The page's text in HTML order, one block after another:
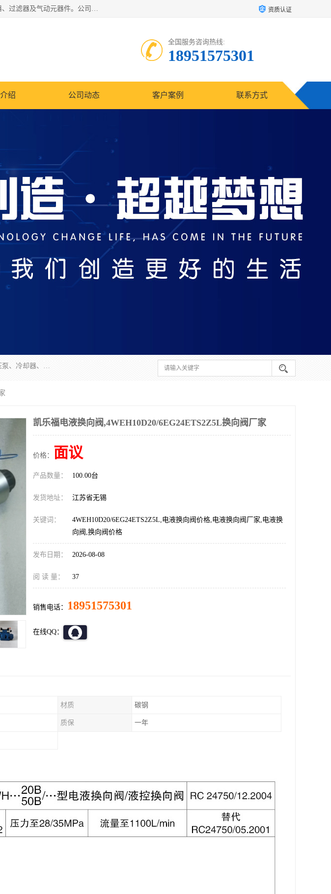
无锡凯乐福智能科技有限公司主营产品：打包机油泵、风冷式油冷却器、液压阀、液压泵、冷却器、过滤器及气动元器件。公司主导生产齿轮泵、齿轮马达、液压阀等产品。共计100多个系列、3000余种规格。覆盖了液压系统的动力元件、控制元件和执行元件，具备较强的成套供货、服务能力。 资质认证
全国服务咨询热线:
18951575301
绍 公司动态 客户案例 联系方式
无锡凯乐福智能科技有限公司主营产品：打包机油泵、风冷式油冷却器、液压阀、液压泵、冷却器、过滤器及气动元器件。公司主导生产齿轮泵、齿轮马达、液压阀等产品。共计100多个系列、3000余种规格。覆盖了液压系统的动力元件、控制元件和执行元件，具备较强的成套供货、服务能力。
凯乐福电液换向阀,4WEH10D20/6EG24ETS2Z5L换向阀厂家
价格： 面议
产品数量： 100.00台
发货地址： 江苏省无锡
关键词：
4WEH10D20/6EG24ETS2Z5L,电液换向阀价格,电液换向阀厂家,电液换
向阀,换向阀价格
发布日期： 2026-08-08
阅 读 量： 37
销售电话： 18951575301
在线QQ：
材质 碳钢
质保 一年